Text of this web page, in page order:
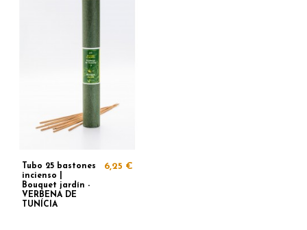
Tubo 25 bastones
incienso |
Bouquet jardín -
VERBENA DE
TUNÍCIA
6,25 €